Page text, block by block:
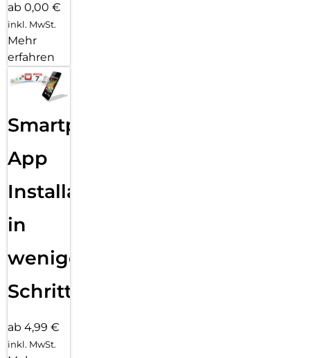
ab 0,00 €
inkl. MwSt.
Mehr
erfahren
Smartphone
App
Installation
in
wenigen
Schritten
ab 4,99 €
inkl. MwSt.